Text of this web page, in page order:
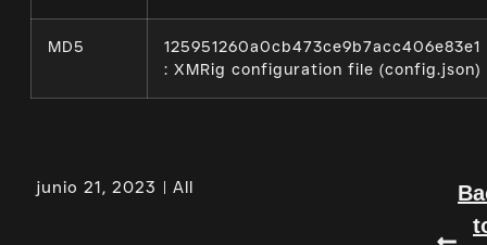
MD5
125951260a0cb473ce9b7acc406e83e1
: XMRig configuration file (config.json)
junio 21, 2023 All